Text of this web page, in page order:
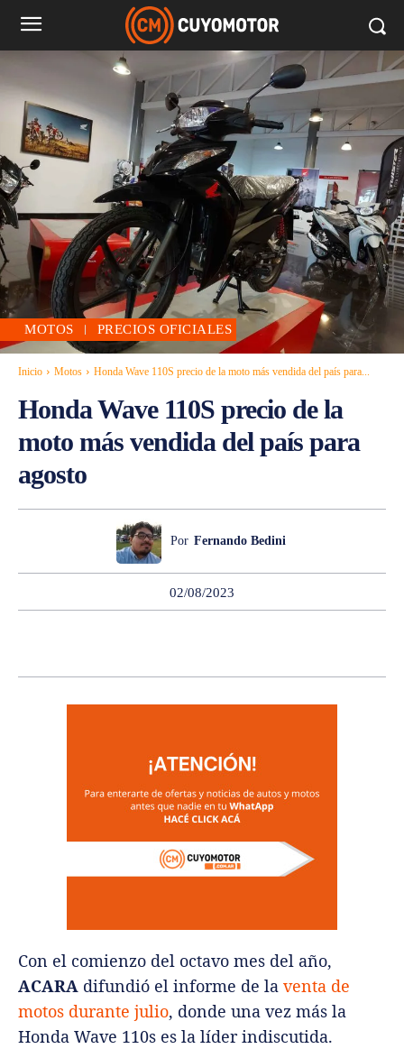
MOTOS PRECIOS OFICIALES
Inicio Motos Honda Wave 110S precio de la moto más vendida del país para...
Honda Wave 110S precio de la
moto más vendida del país para
agosto
Por Fernando Bedini
02/08/2023
Con el comienzo del octavo mes del año,
ACARA difundió el informe de la venta de
motos durante julio, donde una vez más la
Honda Wave 110s es la líder indiscutida.